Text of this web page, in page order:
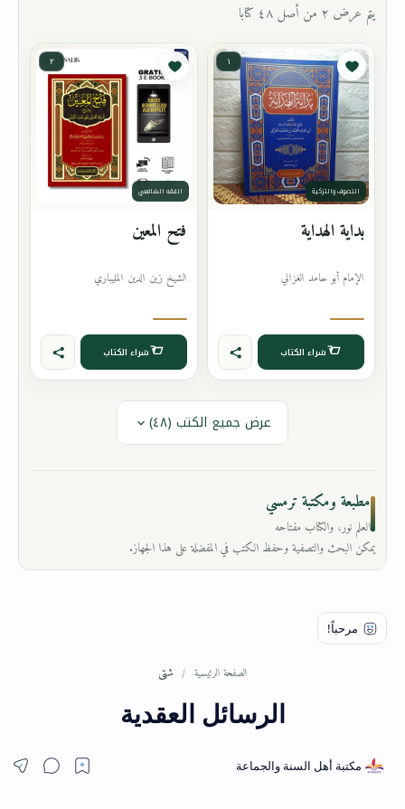
يتم عرض ٢ من أصل ٤٨ كتابا
١
التصوف والتزكية
بداية الهداية
الإمام أبو حامد الغزالي
شراء الكتاب
٢
الفقه الشافعي
فتح المعين
الشيخ زين الدين المليباري
شراء الكتاب
عرض جميع الكتب (٤٨)
مطبعة ومكتبة ترمسي
العلم نور، والكتاب مفتاحه
يمكن البحث والتصفية وحفظ الكتب في المفضلة على هذا الجهاز.
الصفحة الرئيسية شتى
الرسائل العقدية